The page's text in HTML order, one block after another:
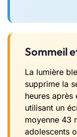
Sommeil
La lumière
supprime la
heures après
utilisant un
moyenne 43
adolescents